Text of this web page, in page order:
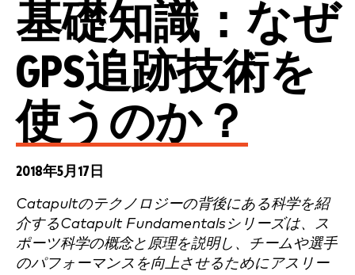
基礎知識：なぜ
GPS追跡技術を
使うのか？
2018年5月17日
Catapultのテクノロジーの背後にある科学を紹
介するCatapult Fundamentalsシリーズは、ス
ポーツ科学の概念と原理を説明し、チームや選手
のパフォーマンスを向上させるためにアスリー